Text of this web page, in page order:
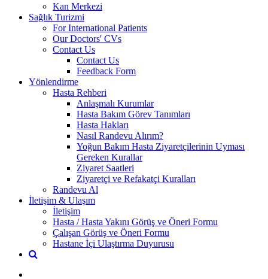
Kan Merkezi
Sağlık Turizmi
For International Patients
Our Doctors' CVs
Contact Us
Contact Us
Feedback Form
Yönlendirme
Hasta Rehberi
Anlaşmalı Kurumlar
Hasta Bakım Görev Tanımları
Hasta Hakları
Nasıl Randevu Alırım?
Yoğun Bakım Hasta Ziyaretçilerinin Uyması
Gereken Kurallar
Ziyaret Saatleri
Ziyaretçi ve Refakatçi Kuralları
Randevu Al
İletişim & Ulaşım
İletişim
Hasta / Hasta Yakını Görüş ve Öneri Formu
Çalışan Görüş ve Öneri Formu
Hastane İçi Ulaştırma Duyurusu